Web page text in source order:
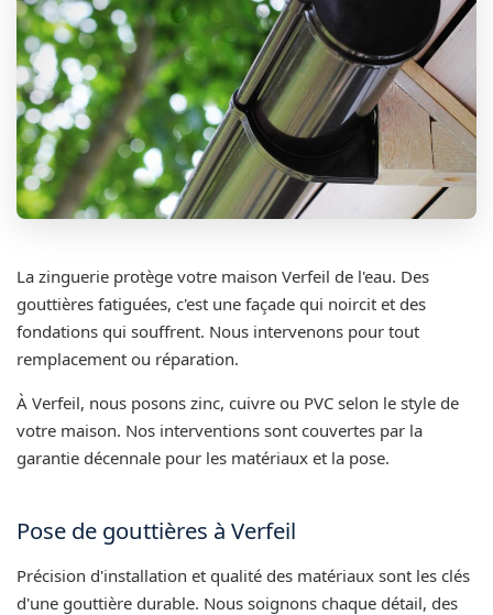
La zinguerie protège votre maison Verfeil de l'eau. Des
gouttières fatiguées, c'est une façade qui noircit et des
fondations qui souffrent. Nous intervenons pour tout
remplacement ou réparation.
À Verfeil, nous posons zinc, cuivre ou PVC selon le style de
votre maison. Nos interventions sont couvertes par la
garantie décennale pour les matériaux et la pose.
Pose de gouttières à Verfeil
Précision d'installation et qualité des matériaux sont les clés
d'une gouttière durable. Nous soignons chaque détail, des